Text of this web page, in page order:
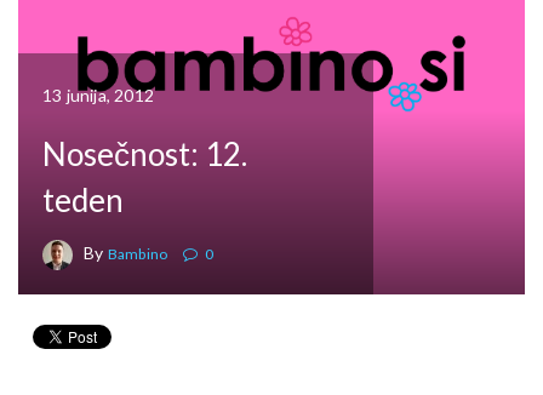
13 junija, 2012
Nosečnost: 12.
teden
By Bambino 0